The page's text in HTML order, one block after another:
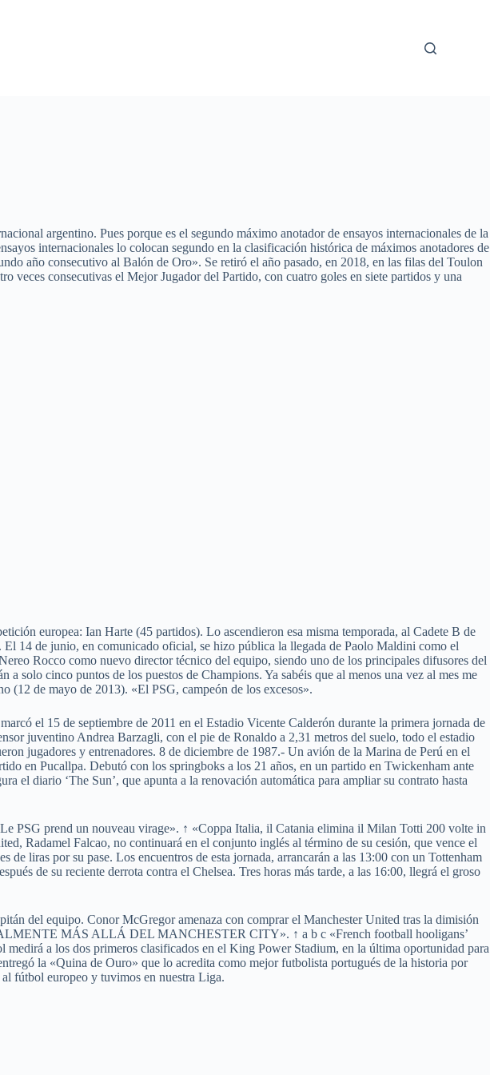
argentino. Pues porque es el segundo máximo anotador de ensayos internacionales de la
internacionales lo colocan segundo en la clasificación histórica de máximos anotadores de
año consecutivo al Balón de Oro». Se retiró el año pasado, en 2018, en las filas del Toulon
veces consecutivas el Mejor Jugador del Partido, con cuatro goles en siete partidos y una
europea: Ian Harte (45 partidos). Lo ascendieron esa misma temporada, al Cadete B de
14 de junio, en comunicado oficial, se hizo pública la llegada de Paolo Maldini como el
Rocco como nuevo director técnico del equipo, siendo uno de los principales difusores del
solo cinco puntos de los puestos de Champions. Ya sabéis que al menos una vez al mes me
(12 de mayo de 2013). «El PSG, campeón de los excesos».
el 15 de septiembre de 2011 en el Estadio Vicente Calderón durante la primera jornada de
juventino Andrea Barzagli, con el pie de Ronaldo a 2,31 metros del suelo, todo el estadio
jugadores y entrenadores. 8 de diciembre de 1987.- Un avión de la Marina de Perú en el
en Pucallpa. Debutó con los springboks a los 21 años, en un partido en Twickenham ante
el diario ‘The Sun’, que apunta a la renovación automática para ampliar su contrato hasta
PSG prend un nouveau virage». ↑ «Coppa Italia, il Catania elimina il Milan Totti 200 volte in
Radamel Falcao, no continuará en el conjunto inglés al término de su cesión, que vence el
liras por su pase. Los encuentros de esta jornada, arrancarán a las 13:00 con un Tottenham
de su reciente derrota contra el Chelsea. Tres horas más tarde, a las 16:00, llegrá el groso
del equipo. Conor McGregor amenaza con comprar el Manchester United tras la dimisión
MÁS ALLÁ DEL MANCHESTER CITY». ↑ a b c «French football hooligans’
a los dos primeros clasificados en el King Power Stadium, en la última oportunidad para
la «Quina de Ouro» que lo acredita como mejor futbolista portugués de la historia por
fútbol europeo y tuvimos en nuestra Liga.